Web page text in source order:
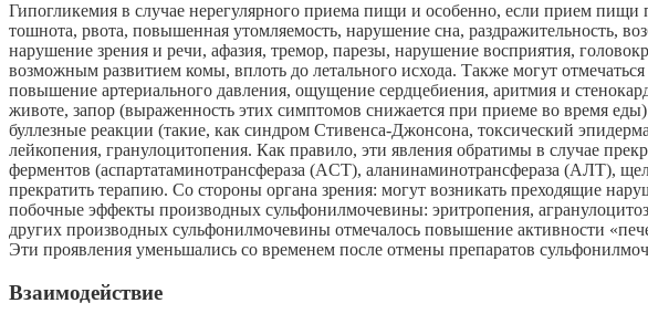
Гипогликемия в случае нерегулярного приема пищи и особенно, если прием
тошнота, рвота, повышенная утомляемость, нарушение сна, раздражительность,
нарушение зрения и речи, афазия, тремор, парезы, нарушение восприятия,
возможным развитием комы, вплоть до летального исхода. Также могут
повышение артериального давления, ощущение сердцебиения, аритмия и
животе, запор (выраженность этих симптомов снижается при приеме во время
буллезные реакции (такие, как синдром Стивенса-Джонсона, токсический
лейкопения, гранулоцитопения. Как правило, эти явления обратимы в случае
ферментов (аспартатаминотрансфераза (ACT), аланинаминотрансфераза (АЛТ),
прекратить терапию. Со стороны органа зрения: могут возникать преходящие
побочные эффекты производных сульфонилмочевины: эритропения,
других производных сульфонилмочевины отмечалось повышение активности
Эти проявления уменьшались со временем после отмены препаратов
Взаимодействие